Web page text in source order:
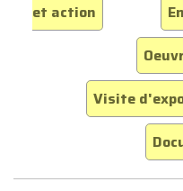
et action
Visite